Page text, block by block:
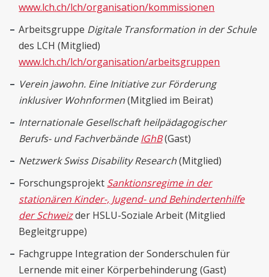
www.lch.ch/lch/organisation/kommissionen
Arbeitsgruppe Digitale Transformation in der Schule
des LCH (Mitglied)
www.lch.ch/lch/organisation/arbeitsgruppen
Verein jawohn. Eine Initiative zur Förderung
inklusiver Wohnformen(Mitglied im Beirat)
Internationale Gesellschaft heilpädagogischer
Berufs- und FachverbändeIGhB(Gast)
NetzwerkSwiss Disability Research(Mitglied)
Forschungsprojekt Sanktionsregime in der
stationären Kinder-, Jugend- und Behindertenhilfe
der Schweizder HSLU-Soziale Arbeit (Mitglied
Begleitgruppe)
Fachgruppe Integration der Sonderschulen für
Lernende mit einer Körperbehinderung (Gast)